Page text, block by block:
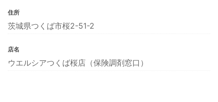
住所
茨城県つくば市桜2-51-2
店名
ウエルシアつくば桜店（保険調剤窓口）